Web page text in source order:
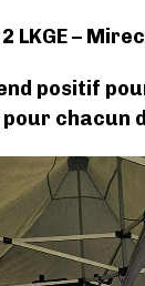
LKGE –
positif
chacun